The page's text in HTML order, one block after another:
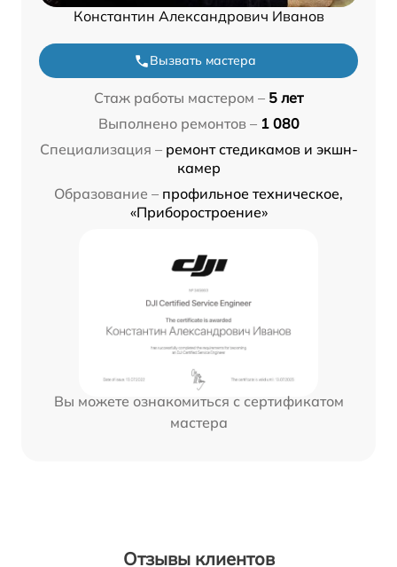
Константин Александрович Иванов
Вызвать мастера
Стаж работы мастером – 5 лет
Выполнено ремонтов – 1 080
Специализация – ремонт стедикамов и экшн-
камер
Образование – профильное техническое,
«Приборостроение»
Вы можете ознакомиться с сертификатом
мастера
Отзывы клиентов